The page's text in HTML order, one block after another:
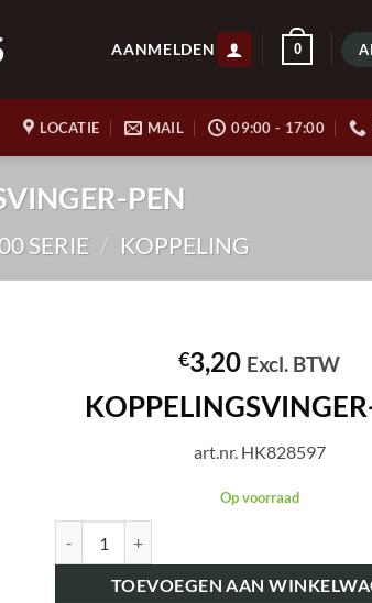
AANMELDEN 0
LOCATIE MAIL 09:00 - 17:00
PEN
SERIE / KOPPELING
€3,20 Excl. BTW
art.nr. HK828597
Op voorraad
TOEVOEGEN AAN